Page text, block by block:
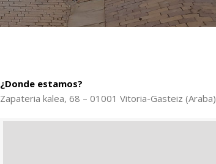
¿Donde estamos?
Zapateria kalea, 68 – 01001 Vitoria-Gasteiz (Araba)